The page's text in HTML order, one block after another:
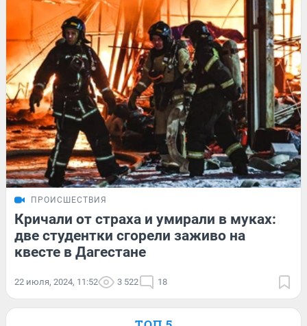
ПРОИСШЕСТВИЯ
Кричали от страха и умирали в муках:
две студентки сгорели заживо на
квесте в Дагестане
22 июля, 2024, 11:52 3 522 18